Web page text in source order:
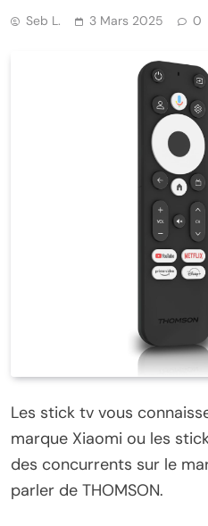
Seb L. 3 Mars 2025 0
Les stick tv vous
marque Xiaomi ou les
des concurrents sur le
parler de THOMSON.